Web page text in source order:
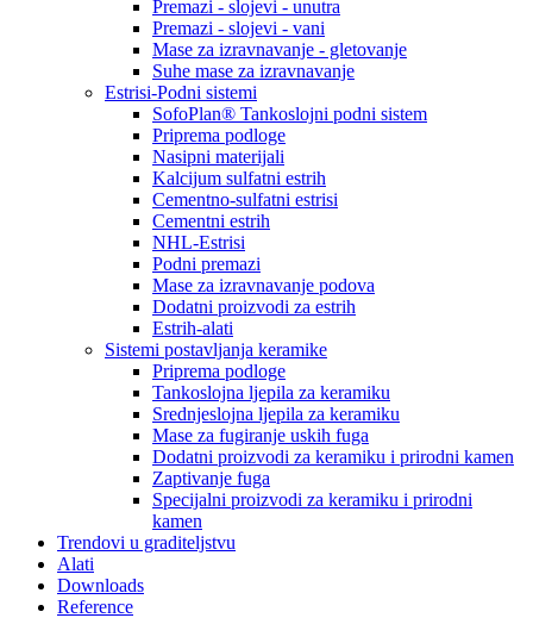
Premazi - slojevi - unutra
Premazi - slojevi - vani
Mase za izravnavanje - gletovanje
Suhe mase za izravnavanje
Estrisi-Podni sistemi
SofoPlan® Tankoslojni podni sistem
Priprema podloge
Nasipni materijali
Kalcijum sulfatni estrih
Cementno-sulfatni estrisi
Cementni estrih
NHL-Estrisi
Podni premazi
Mase za izravnavanje podova
Dodatni proizvodi za estrih
Estrih-alati
Sistemi postavljanja keramike
Priprema podloge
Tankoslojna ljepila za keramiku
Srednjeslojna ljepila za keramiku
Mase za fugiranje uskih fuga
Dodatni proizvodi za keramiku i prirodni kamen
Zaptivanje fuga
Specijalni proizvodi za keramiku i prirodni
kamen
Trendovi u graditeljstvu
Alati
Downloads
Reference